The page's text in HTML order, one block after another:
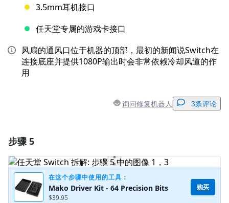
3.5mm耳机接口
任天堂专属的游戏卡接口
风扇的通风口位于机器的顶部，最初的新闻说Switch在
连接底座并提供1080P输出时会非常依赖冷却风道的作
用
询问修复机器人 3条评论
添加评论
步骤 5
在这个步骤中使用的工具：
Mako Driver Kit - 64 Precision Bits
$39.95
购买